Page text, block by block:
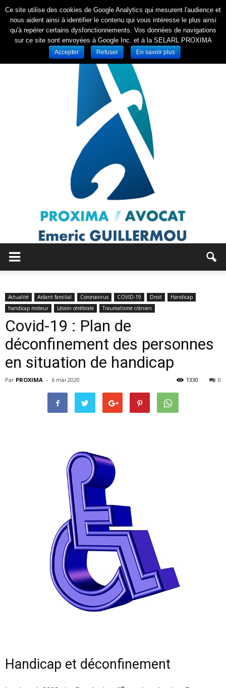
Actualité Aidant familial Coronavirus COVID-19 Droit
Handicap
handicap moteur
Lésion cérébrale Traumatisme crânien
Covid-19 : Plan de
déconfinement des personnes
en situation de handicap
Par PROXIMA - 6 mai 2020 0
1330
Handicap et déconfinement
Ce site utilise des cookies de Google Analytics qui mesurent l'audience et
nous aident ainsi à identifier le contenu qui vous intéresse le plus ainsi
qu'à repérer certains dysfonctionnements. Vos données de navigations
sur ce site sont envoyées à Google Inc. et à la SELARL PROXIMA
Accepter Refuser En savoir plus